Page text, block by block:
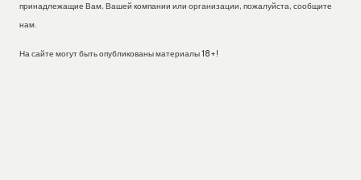
принадлежащие Вам, Вашей компании или организации, пожалуйста, сообщите
нам.
На сайте могут быть опубликованы материалы 18+!